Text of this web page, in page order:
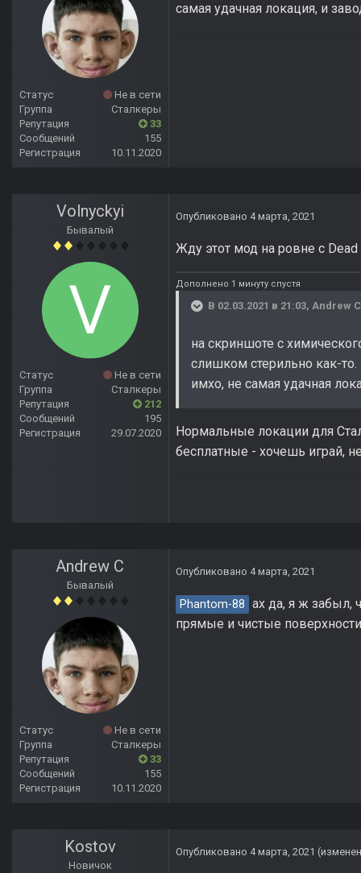
Статус
Не в сети
Группа
Сталкеры
Репутация
33
Сообщений
155
Регистрация
10.11.2020
самая удачная локация, и
Volnyckyi
Бывалый
Статус
Не в сети
Группа
Сталкеры
Репутация
212
Сообщений
195
Регистрация
29.07.2020
Опубликовано 4 марта, 2021
Жду этот мод на ровне с Dead
Дополнено 1 минуту спустя
В 02.03.2021 в 21:03, Andrew C
на скриншоте с
слишком стерильно как-то.
имхо, не самая удачная
Нормальные локации для
бесплатные - хочешь играй,
Andrew C
Бывалый
Статус
Не в сети
Группа
Сталкеры
Репутация
33
Сообщений
155
Регистрация
10.11.2020
Опубликовано 4 марта, 2021
Phantom-88 ах да, я ж забыл,
прямые и чистые
Kostov
Новичок
Опубликовано 4 марта, 2021